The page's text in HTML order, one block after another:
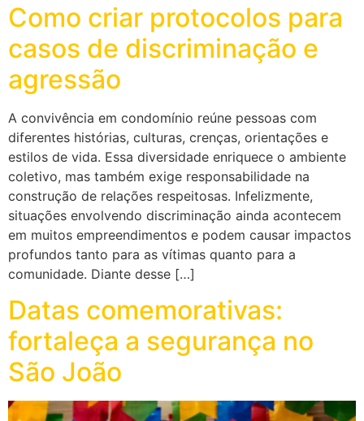
Como criar protocolos para
casos de discriminação e
agressão
A convivência em condomínio reúne pessoas com
diferentes histórias, culturas, crenças, orientações e
estilos de vida. Essa diversidade enriquece o ambiente
coletivo, mas também exige responsabilidade na
construção de relações respeitosas. Infelizmente,
situações envolvendo discriminação ainda acontecem
em muitos empreendimentos e podem causar impactos
profundos tanto para as vítimas quanto para a
comunidade. Diante desse […]
Datas comemorativas:
fortaleça a segurança no
São João